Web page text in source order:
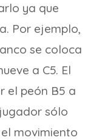
ya que
Por ejemplo,
se coloca
a C5. El
el peón B5 a
sólo
movimiento